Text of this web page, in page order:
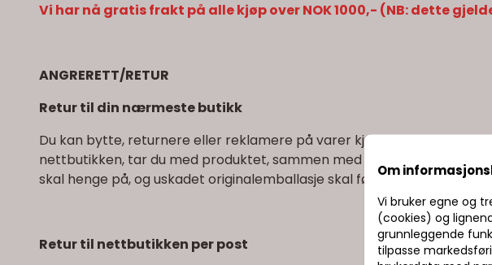
Vi har nå gratis frakt på alle kjøp over NOK 1000,- (NB: dette
ANGRERETT/RETUR
Retur til din nærmeste butikk
Du kan bytte, returnere eller reklamere på varer kjøpt nettbutikken
nettbutikken, tar du med produktet, sammen med kvitteringen.
skal henge på, og uskadet originalemballasje skal følge med.
Retur til nettbutikken per post
Om
Vi bruker egne og
(cookies) og
grunnleggende
tilpasse